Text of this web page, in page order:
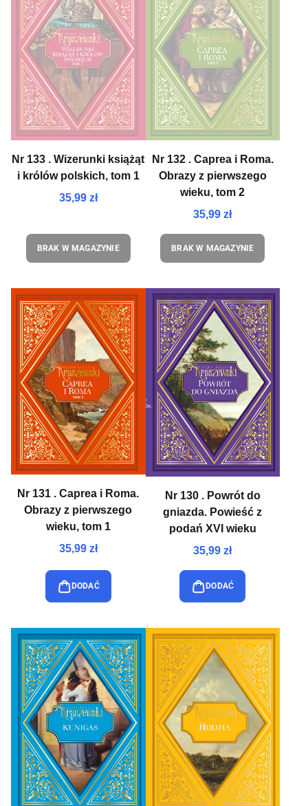
Nr 133 . Wizerunki książąt
i królów polskich, tom 1
35,99 zł
BRAK W MAGAZYNIE
Nr 132 . Caprea i Roma.
Obrazy z pierwszego
wieku, tom 2
35,99 zł
BRAK W MAGAZYNIE
Nr 131 . Caprea i Roma.
Obrazy z pierwszego
wieku, tom 1
35,99 zł
DODAĆ
Nr 130 . Powrót do
gniazda. Powieść z
podań XVI wieku
35,99 zł
DODAĆ